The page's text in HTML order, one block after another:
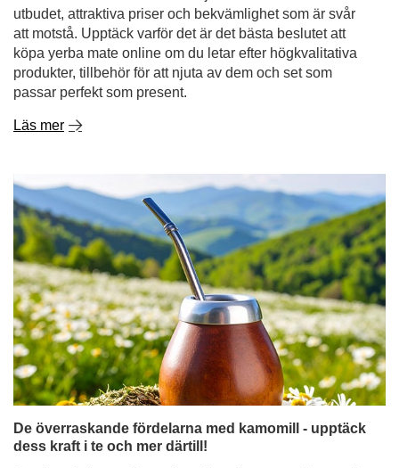
Läs mer
De överraskande fördelarna med kamomill - upptäck
dess kraft i te och mer därtill!
Om det påminner dig om barndom, hemmets värme och
naturläkemedel mot förkylningar - då är du på rätt spår.
Kamomill är en växt som har varit känd och uppskattad i
århundraden och som används både inom naturmedicin
och i köket. Det är nästan säkert att du hittar den i din